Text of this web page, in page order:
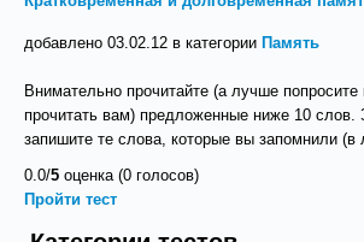
добавлено 03.02.12 в категории Память
Внимательно прочитайте (а лучше попросите
прочитать вам) предложенные ниже 10 слов.
запишите те слова, которые вы запомнили (в
0.0/5 оценка (0 голосов)
Пройти тест